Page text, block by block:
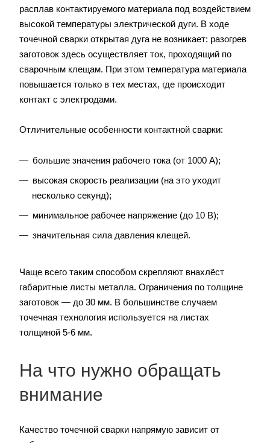
расплав контактируемого материала под воздействием
высокой температуры электрической дуги. В ходе
точечной сварки открытая дуга не возникает: разогрев
заготовок здесь осуществляет ток, проходящий по
сварочным клещам. При этом температура материала
повышается только в тех местах, где происходит
контакт с электродами.
Отличительные особенности контактной сварки:
большие значения рабочего тока (от 1000 А);
высокая скорость реализации (на это уходит
несколько секунд);
минимальное рабочее напряжение (до 10 В);
значительная сила давления клещей.
Чаще всего таким способом скрепляют внахлёст
габаритные листы металла. Ограничения по толщине
заготовок — до 30 мм. В большинстве случаем
точечная технология используется на листах
толщиной 5-6 мм.
На что нужно обращать
внимание
Качество точечной сварки напрямую зависит от